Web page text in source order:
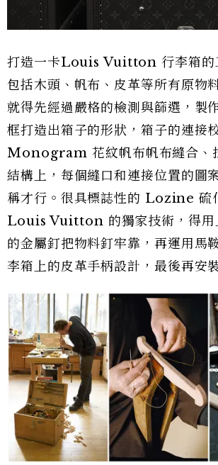
打造一卡Louis Vuitton 行李箱的
包括木頭、帆布、皮革等所有原物
就得先經過嚴格的檢測與篩選，製
框打造出箱子的形狀，箱子的連接
Monogram 花紋帆布帆布縫合、
結構上，每個縫口和連接位置的圖
稱才行。很具標誌性的 Lozine 硫
Louis Vuitton 的獨家技術，得用
的金屬釘把物料釘牢靠，再運用馬
李箱上的皮革手柄設計，最後再安